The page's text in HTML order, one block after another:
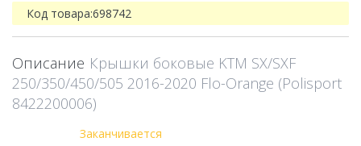
Код товара:698742
Описание Крышки боковые KTM SX/SXF
250/350/450/505 2016-2020 Flo-Orange (Polisport
8422200006)
Заканчивается